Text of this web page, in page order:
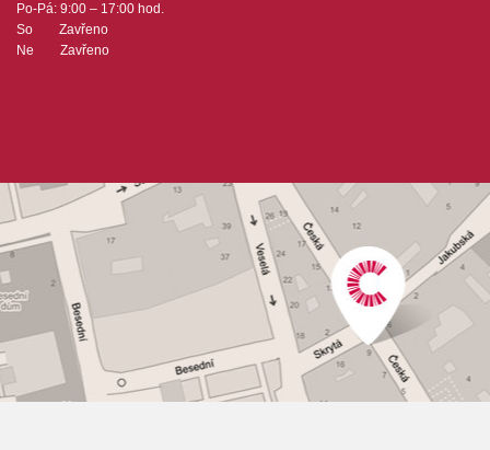
Hudební styl: výukové + instruktážní tituly a školy,
populární + rocková hudba
Počet stran: 48
hudební úprava: zpěv / akordy
Obsazení: solo
Odběr minimálně 1 kus
Po-Pá: 9:00 – 17:00 hod.
So Zavřeno
Ne Zavřeno